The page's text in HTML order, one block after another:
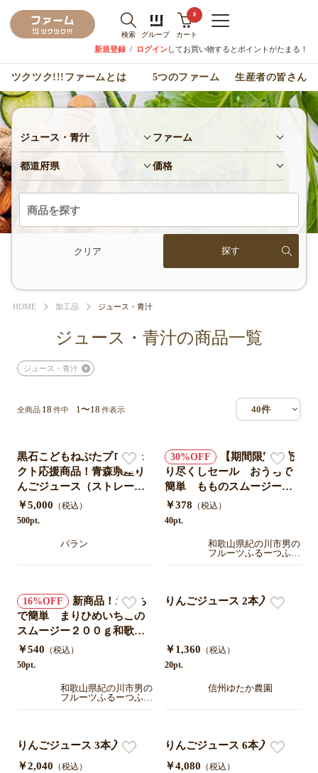
検索 グループ
0
カート
新規登録 / ログインしてお買い物するとポイントがたまる！
ツクツク!!!ファームとは 5つのファーム 生産者の皆さん
ジュース・青汁 ファーム
都道府県 価格
クリア
HOME 加工品 ジュース・青汁
ジュース・青汁の商品一覧
ジュース・青汁
全商品 18 件中 1〜18 件表示 40件
黒石こどもねぷたプロジェ
クト応援商品！青森県産り
んごジュース（ストレー
ト）１８０ｍｌ瓶６本セッ
ト【送料込み】
￥5,000 （税込）
500pt.
パラン
30
【期間限定】売
り尽くしセール おうちで
簡単 もものスムージー２
００ｇ和歌山県紀の川市産
(有機肥料・減農薬栽培)
￥378 （税込）
40pt.
和歌山県紀の川市男の
フルーツふるーつふぁ
16
新商品！おうち
で簡単 まりひめいちごの
スムージー２００ｇ和歌山
県紀の川市産(有機肥料・減
農薬栽培)
￥540 （税込）
50pt.
和歌山県紀の川市男の
フルーツふるーつふぁ
りんごジュース 2本入
￥1,360 （税込）
20pt.
信州ゆたか農園
りんごジュース 3本入
￥2,040 （税込）
りんごジュース 6本入
￥4,080 （税込）